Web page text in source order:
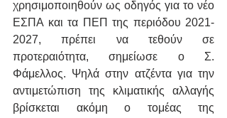
χρησιμοποιηθούν ως οδηγός για το νέο
ΕΣΠΑ και τα ΠΕΠ της περιόδου 2021-
2027, πρέπει να τεθούν σε
προτεραιότητα, σημείωσε ο Σ.
Φάμελλος. Ψηλά στην ατζέντα για την
αντιμετώπιση της κλιματικής αλλαγής
βρίσκεται ακόμη ο τομέας της